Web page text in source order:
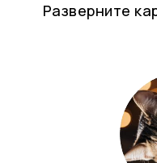
Разверните